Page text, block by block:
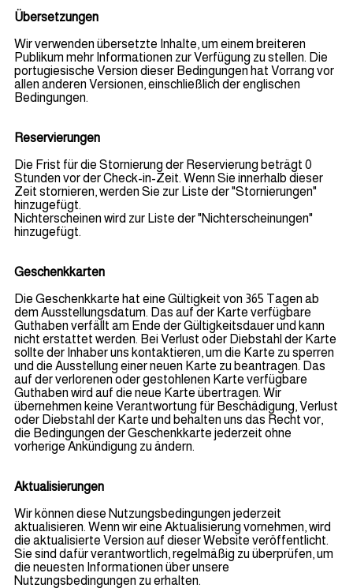
Übersetzungen
Wir verwenden übersetzte Inhalte, um einem breiteren
Publikum mehr Informationen zur Verfügung zu stellen. Die
portugiesische Version dieser Bedingungen hat Vorrang vor
allen anderen Versionen, einschließlich der englischen
Bedingungen.
Reservierungen
Die Frist für die Stornierung der Reservierung beträgt 0
Stunden vor der Check-in-Zeit. Wenn Sie innerhalb dieser
Zeit stornieren, werden Sie zur Liste der "Stornierungen"
hinzugefügt.
Nichterscheinen wird zur Liste der "Nichterscheinungen"
hinzugefügt.
Geschenkkarten
Die Geschenkkarte hat eine Gültigkeit von 365 Tagen ab
dem Ausstellungsdatum. Das auf der Karte verfügbare
Guthaben verfällt am Ende der Gültigkeitsdauer und kann
nicht erstattet werden. Bei Verlust oder Diebstahl der Karte
sollte der Inhaber uns kontaktieren, um die Karte zu sperren
und die Ausstellung einer neuen Karte zu beantragen. Das
auf der verlorenen oder gestohlenen Karte verfügbare
Guthaben wird auf die neue Karte übertragen. Wir
übernehmen keine Verantwortung für Beschädigung, Verlust
oder Diebstahl der Karte und behalten uns das Recht vor,
die Bedingungen der Geschenkkarte jederzeit ohne
vorherige Ankündigung zu ändern.
Aktualisierungen
Wir können diese Nutzungsbedingungen jederzeit
aktualisieren. Wenn wir eine Aktualisierung vornehmen, wird
die aktualisierte Version auf dieser Website veröffentlicht.
Sie sind dafür verantwortlich, regelmäßig zu überprüfen, um
die neuesten Informationen über unsere
Nutzungsbedingungen zu erhalten.